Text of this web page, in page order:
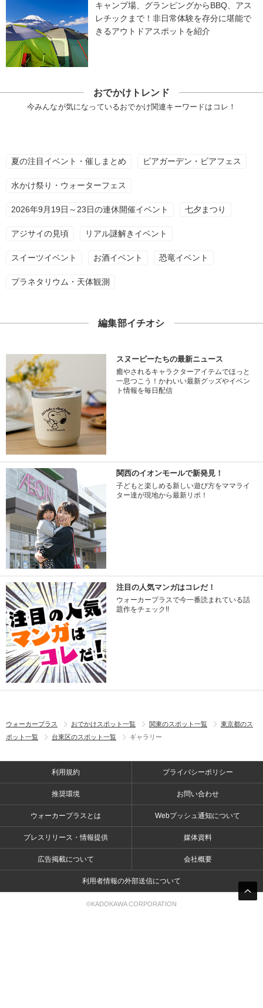
キャンプ場、グランピングからBBQ、アス
レチックまで！非日常体験を存分に堪能で
きるアウトドアスポットを紹介
おでかけトレンド
今みんなが気になっているおでかけ関連キーワードはコレ！
夏の注目イベント・催しまとめ ビアガーデン・ビアフェス
水かけ祭り・ウォーターフェス
2026年9月19日～23日の連休開催イベント 七夕まつり
アジサイの見頃 リアル謎解きイベント
スイーツイベント お酒イベント 恐竜イベント
プラネタリウム・天体観測
編集部イチオシ
スヌーピーたちの最新ニュース
癒やされるキャラクターアイテムでほっと
一息つこう！かわいい最新グッズやイベン
ト情報を毎日配信
関西のイオンモールで新発見！
子どもと楽しめる新しい遊び方をママライ
ター達が現地から最新リポ！
注目の人気マンガはコレだ！
ウォーカープラスで今一番読まれている話
題作をチェック!!
ウォーカープラス おでかけスポット一覧 関東のスポット一覧
東京都のス
ポット一覧
台東区のスポット一覧 ギャラリー
利用規約 プライバシーポリシー
推奨環境 お問い合わせ
ウォーカープラスとは Webプッシュ通知について
プレスリリース・情報提供 媒体資料
広告掲載について 会社概要
利用者情報の外部送信について
©KADOKAWA CORPORATION